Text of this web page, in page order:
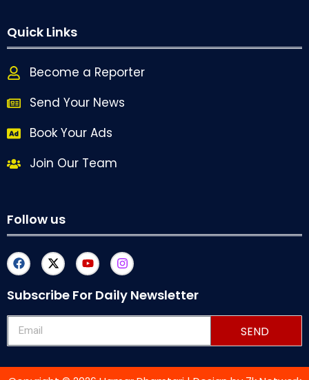
Quick Links
Become a Reporter
Send Your News
Book Your Ads
Join Our Team
Follow us
Subscribe For Daily Newsletter
SEND